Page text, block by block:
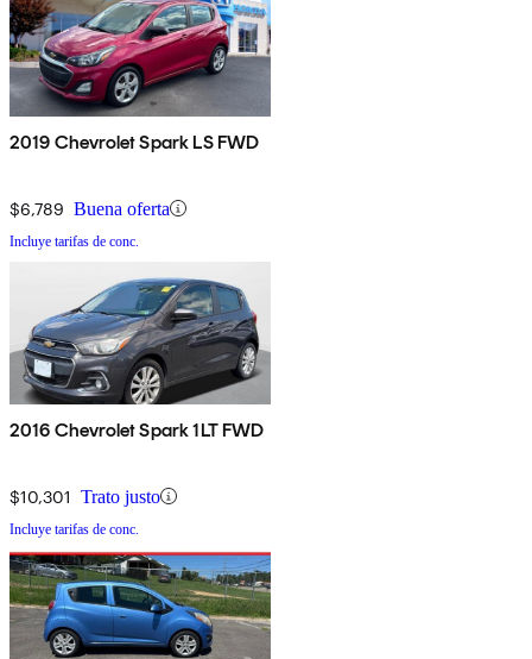
2019 Chevrolet Spark LS FWD
$6,789 Buena oferta
Incluye tarifas de conc.
2016 Chevrolet Spark 1LT FWD
$10,301 Trato justo
Incluye tarifas de conc.